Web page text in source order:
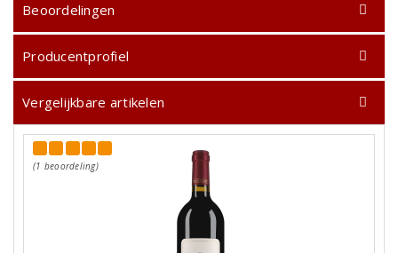
Beoordelingen
Producentprofiel
Vergelijkbare artikelen
(1 beoordeling)